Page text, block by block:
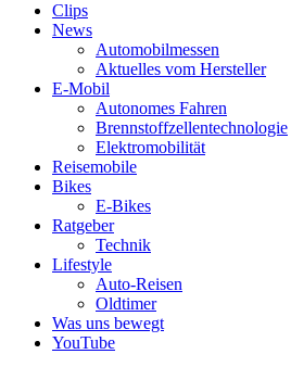
Clips
News
Automobilmessen
Aktuelles vom Hersteller
E-Mobil
Autonomes Fahren
Brennstoffzellentechnologie
Elektromobilität
Reisemobile
Bikes
E-Bikes
Ratgeber
Technik
Lifestyle
Auto-Reisen
Oldtimer
Was uns bewegt
YouTube